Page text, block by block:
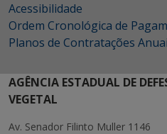
Acessibilidade
Ordem Cronológica de
Planos de Contratações
AGÊNCIA ESTADUAL DE
VEGETAL
Av. Senador Filinto Muller 1146